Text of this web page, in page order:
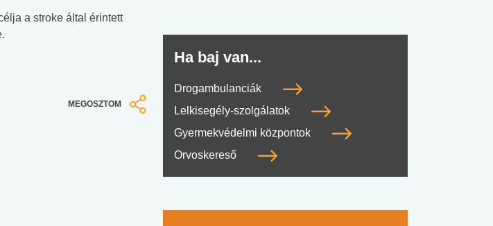
a stroke által érintett
MEGOSZTOM
Ha baj van...
Drogambulanciák
Lelkisegély-szolgálatok
Gyermekvédelmi központok
Orvoskereső